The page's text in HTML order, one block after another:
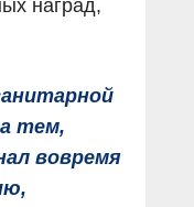
наград,
тем,
вовремя